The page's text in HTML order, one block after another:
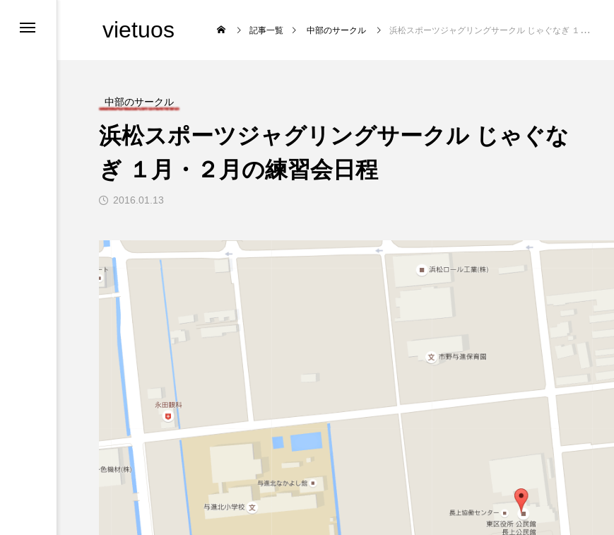
hiro
nozaki
舞台
「Dice ~the juggling s
how~」、第２回公演
のダイジェスト映像を
公開。東北の数少ない
ジャグリングの舞台。
2022.06.16
発表会
「JJF 2020」、開催形
式を変更。国内各地で
オンラインとオフライ
ンの合同開催へ。
hiro
nozaki
2020.08.18
催
地域と道具から探す
vietuos 記事一覧 中部のサークル 浜松スポーツジャグリングサークル じゃぐなぎ １月・２月の練習会日程
中部のサークル
浜松スポーツジャグリングサークル じゃぐな
ぎ １月・２月の練習会日程
2016.01.13
福岡のイベント
「WJD 2022」終了。各地の様子とフォト
コンテスト結果。
「ディアボロサマーフェスティバル
２」、８月２６日開催。